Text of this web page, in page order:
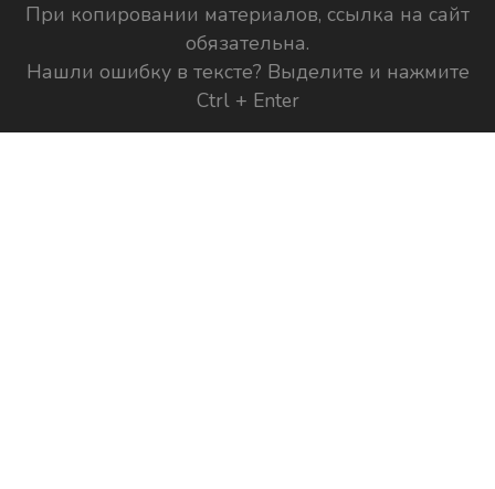
При копировании материалов, ссылка на сайт
обязательна.
Нашли ошибку в тексте? Выделите и нажмите
Ctrl + Enter